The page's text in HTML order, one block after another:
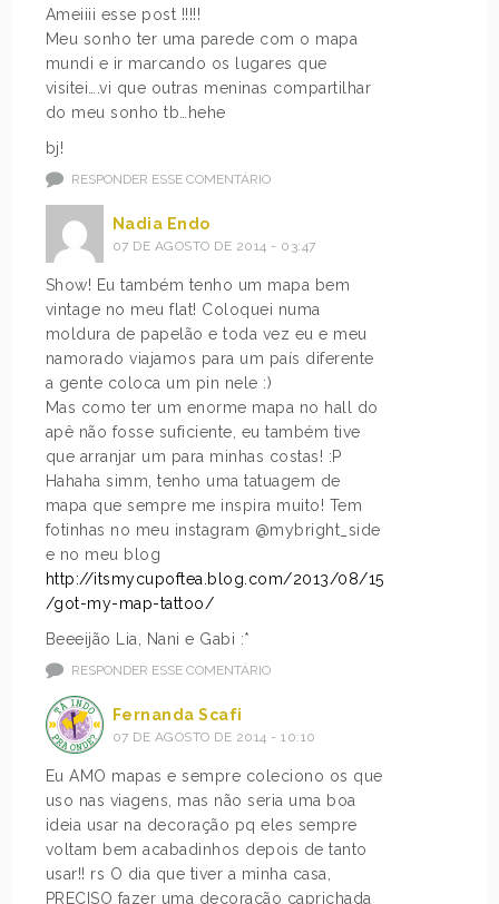
Ameiiii esse post !!!!!
Meu sonho ter uma parede com o mapa
mundi e ir marcando os lugares que
visitei….vi que outras meninas compartilhar
do meu sonho tb…hehe
bj!
RESPONDER ESSE COMENTÁRIO
Nadia Endo
07 DE AGOSTO DE 2014 - 03:47
Show! Eu também tenho um mapa bem
vintage no meu flat! Coloquei numa
moldura de papelão e toda vez eu e meu
namorado viajamos para um país diferente
a gente coloca um pin nele :)
Mas como ter um enorme mapa no hall do
apê não fosse suficiente, eu também tive
que arranjar um para minhas costas! :P
Hahaha simm, tenho uma tatuagem de
mapa que sempre me inspira muito! Tem
fotinhas no meu instagram @mybright_side
e no meu blog
http://itsmycupoftea.blog.com/2013/08/15
/got-my-map-tattoo/
Beeeijão Lia, Nani e Gabi :*
RESPONDER ESSE COMENTÁRIO
Fernanda Scafi
07 DE AGOSTO DE 2014 - 10:10
Eu AMO mapas e sempre coleciono os que
uso nas viagens, mas não seria uma boa
ideia usar na decoração pq eles sempre
voltam bem acabadinhos depois de tanto
usar!! rs O dia que tiver a minha casa,
PRECISO fazer uma decoração caprichada